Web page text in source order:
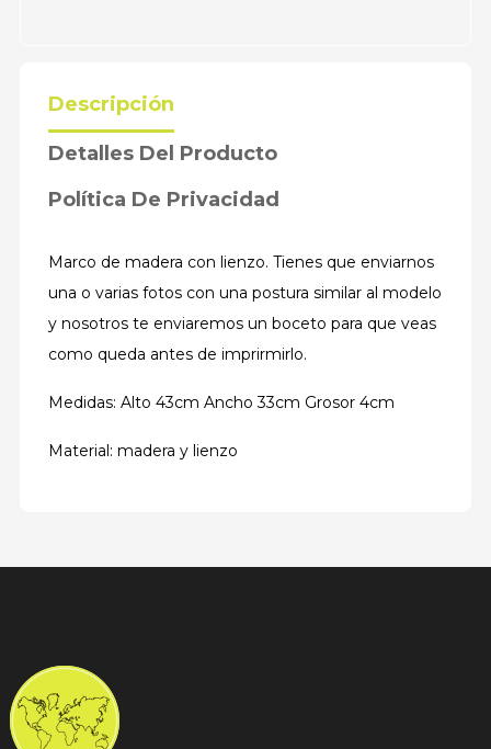
Descripción
Detalles Del Producto
Política De Privacidad
Marco de madera con lienzo. Tienes que enviarnos
una o varias fotos con una postura similar al modelo
y nosotros te enviaremos un boceto para que veas
como queda antes de imprirmirlo.
Medidas: Alto 43cm Ancho 33cm Grosor 4cm
Material: madera y lienzo